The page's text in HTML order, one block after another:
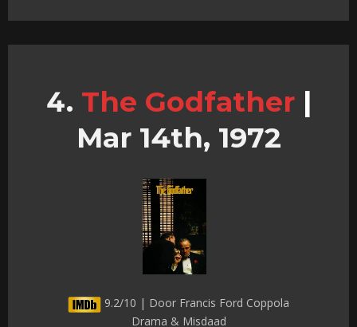
The Godfather |
Mar 14th, 1972
9.2/10 | Door Francis Ford Coppola
Drama & Misdaad